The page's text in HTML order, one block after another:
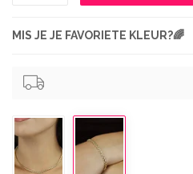
MIS JE JE FAVORIETE KLEUR?🌈